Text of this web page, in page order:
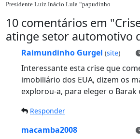
Presidente Luiz Inácio Lula “papudinho
10 comentários em "
atinge setor automotivo
Raimundinho Gurgel (site)
Interessante esta crise que
imobiliário dos EUA, dizem os
explorou-a, para eleger o Barak
Responder
macamba2008